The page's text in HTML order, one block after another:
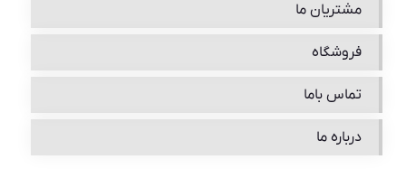
مشتریان ما
فروشگاه
تماس باما
درباره ما